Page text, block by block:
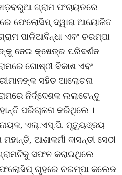
ଗ୍ରାମ ପଂଚାୟତରେ
ଫେଲୋସିପ୍ ଦ୍ୱାରା ଆୟୋଜିତ
ପାଳିଆବିନ୍ଧା ଏବଂ ଚରମ୍ପା
ନେଇ କ୍ଷେତ୍ର ପରିଦର୍ଶନ
ଗୋଷ୍ଠୀ ବିକାଶ ଏବଂ
ସହିତ ଆଲୋଚନା
ନିର୍ଦ୍ଦେଶକ ଲଲାଟେନ୍ଦୁ
ପରିଚାଳନା କରିଥିଲେ ।
ଏଲ୍‌.ଏସ୍‌.ପି. ମୃତ୍ୟୁଞ୍ଜୟ
ଆଶାକର୍ମୀ ବାସନ୍ତୀ ସେଠୀ
ସଫଳ କରାଇଥିଲେ ।
ଗୃହରେ ଚରମ୍ପା କଲେଜ